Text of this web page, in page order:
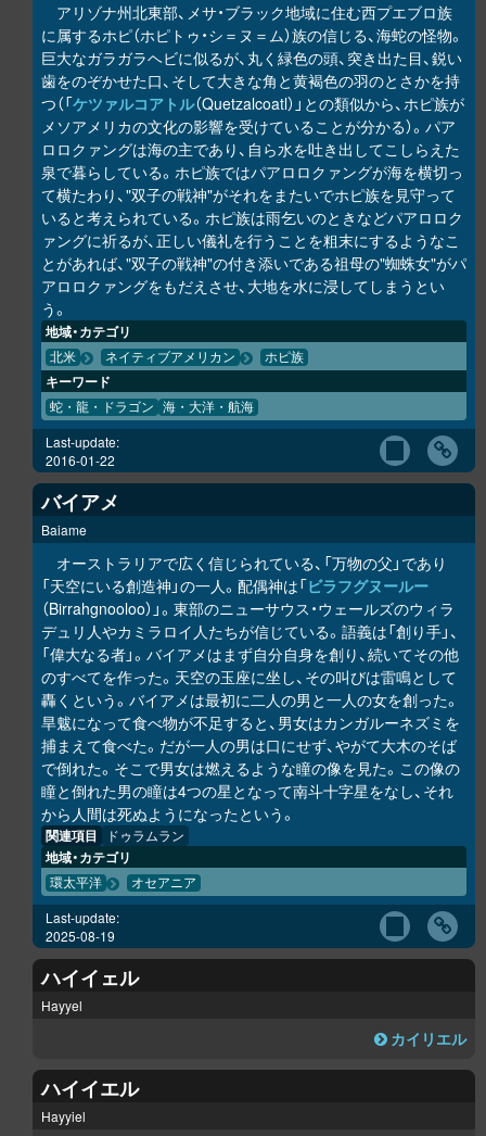
アリゾナ州北東部、メサ・ブラック地域に住む西プエブロ族
に属するホピ（ホピトゥ・シ＝ヌ＝ム）族の信じる、海蛇の怪物。
巨大なガラガラヘビに似るが、丸く緑色の頭、突き出た目、鋭い
歯をのぞかせた口、そして大きな角と黄褐色の羽のとさかを持
つ（「ケツァルコアトル（Quetzalcoatl）」との類似から、ホピ族が
メソアメリカの文化の影響を受けていることが分かる）。パア
ロロクァングは海の主であり、自ら水を吐き出してこしらえた
泉で暮らしている。ホピ族ではパアロロクァングが海を横切っ
て横たわり、"双子の戦神"がそれをまたいでホピ族を見守って
いると考えられている。ホピ族は雨乞いのときなどパアロロク
ァングに祈るが、正しい儀礼を行うことを粗末にするようなこ
とがあれば、"双子の戦神"の付き添いである祖母の"蜘蛛女"がパ
アロロクァングをもだえさせ、大地を水に浸してしまうとい
う。
地域・カテゴリ
北米 ネイティブアメリカン ホピ族
キーワード
蛇・龍・ドラゴン 海・大洋・航海
Last-update:
2016-01-22
バイアメ
Baiame
オーストラリアで広く信じられている、「万物の父」であり
「天空にいる創造神」の一人。配偶神は「ビラフグヌールー
（Birrahgnooloo）」。東部のニューサウス・ウェールズのウィラ
デュリ人やカミラロイ人たちが信じている。語義は「創り手」、
「偉大なる者」。バイアメはまず自分自身を創り、続いてその他
のすべてを作った。天空の玉座に坐し、その叫びは雷鳴として
轟くという。バイアメは最初に二人の男と一人の女を創った。
旱魃になって食べ物が不足すると、男女はカンガルーネズミを
捕まえて食べた。だが一人の男は口にせず、やがて大木のそば
で倒れた。そこで男女は燃えるような瞳の像を見た。この像の
瞳と倒れた男の瞳は4つの星となって南斗十字星をなし、それ
から人間は死ぬようになったという。
関連項目 ドゥラムラン
地域・カテゴリ
環太平洋 オセアニア
Last-update:
2025-08-19
ハイイェル
Hayyel
カイリエル
ハイイエル
Hayyiel